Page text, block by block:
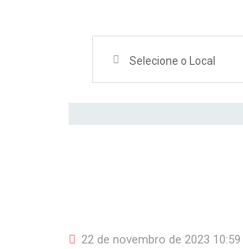
Selecione o Local
22 de novembro de 2023 10:59